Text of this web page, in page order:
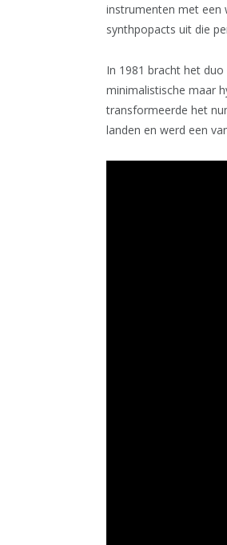
instrumenten met een
synthpopacts uit die
In 1981 bracht het duo
minimalistische maar
transformeerde het
landen en werd een